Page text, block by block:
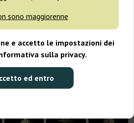
sono maggiorenne
e accetto le impostazioni dei
sulla privacy.
ed entro